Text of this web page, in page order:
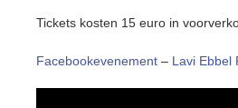
Tickets kosten 15 euro in
Facebookevenement – Lavi Ebbel